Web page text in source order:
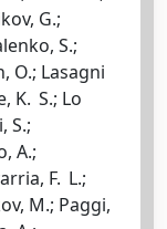
G.;
S.;
O.; Lasagni
K. S.; Lo
S.;
A.;
F. L.;
M.; Paggi,